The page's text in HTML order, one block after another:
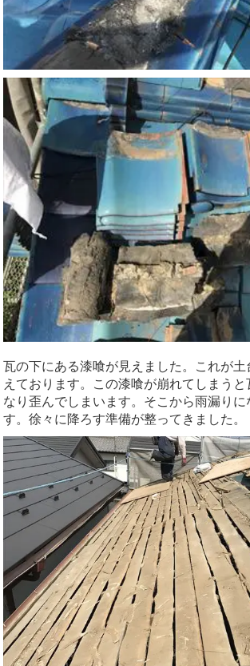
瓦の下にある漆喰が見えました。これが
えております。この漆喰が崩れてしまうと
なり歪んでしまいます。そこから雨漏りに
す。徐々に降ろす準備が整ってきました。